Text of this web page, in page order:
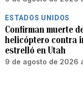
ESTADOS UNIDOS
Confirman muerte
helicóptero contra
estrelló en Utah
9 de agosto de 2026